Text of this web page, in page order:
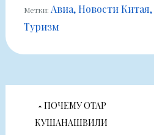
Метки: Авиа Новости Китая
Туризм
Навигация
ПОЧЕМУ ОТАР
КУШАНАШВИЛИ